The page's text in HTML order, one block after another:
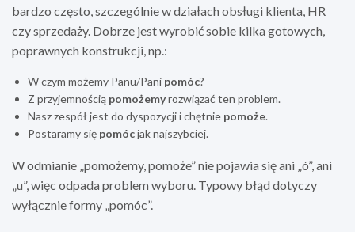
bardzo często, szczególnie w działach obsługi klienta, HR
czy sprzedaży. Dobrze jest wyrobić sobie kilka gotowych,
poprawnych konstrukcji, np.:
W czym możemy Panu/Pani pomóc?
Z przyjemnością pomożemyrozwiązać ten problem.
Nasz zespół jest do dyspozycji i chętnie pomoże.
Postaramy się pomócjak najszybciej.
W odmianie „pomożemy, pomoże” nie pojawia się ani „ó”, ani
„u”, więc odpada problem wyboru. Typowy błąd dotyczy
wyłącznie formy „pomóc”.